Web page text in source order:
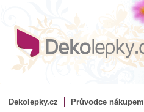
Dekolepky.cz Průvodce nákupem